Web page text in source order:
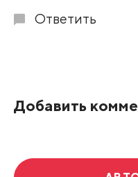
Ответить
Добавить